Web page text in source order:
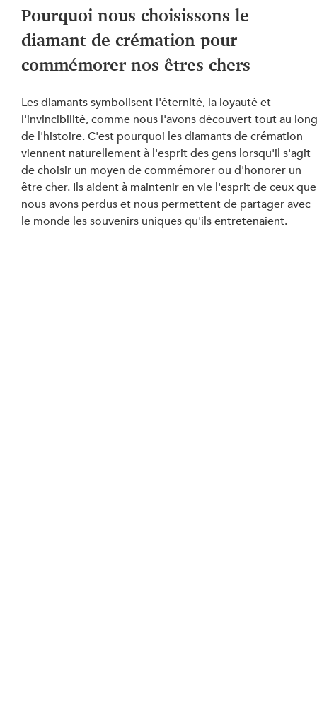
Pourquoi nous choisissons le
diamant de crémation pour
commémorer nos êtres chers
Les diamants symbolisent l'éternité, la loyauté et
l'invincibilité, comme nous l'avons découvert tout au
de l'histoire. C'est pourquoi les diamants de crémation
viennent naturellement à l'esprit des gens lorsqu'il s'agit
de choisir un moyen de commémorer ou d'honorer un
être cher. Ils aident à maintenir en vie l'esprit de ceux
nous avons perdus et nous permettent de partager avec
le monde les souvenirs uniques qu'ils entretenaient.